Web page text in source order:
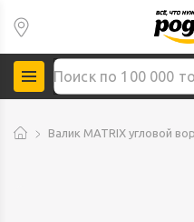
Валик MATRIX угловой